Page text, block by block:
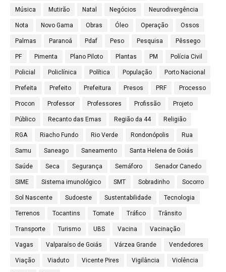
Música Mutirão Natal Negócios Neurodivergência
Nota Novo Gama Obras Óleo Operação Ossos
Palmas Paranoá Pdaf Peso Pesquisa Pêssego
PF Pimenta Plano Piloto Plantas PM Polícia Civil
Policial Policlínica Política População Porto Nacional
Prefeita Prefeito Prefeitura Presos PRF Processo
Procon Professor Professores Profissão Projeto
Público Recanto das Emas Região da 44 Religião
RGA Riacho Fundo Rio Verde Rondonópolis Rua
Samu Saneago Saneamento Santa Helena de Goiás
Saúde Seca Segurança Semáforo Senador Canedo
SIME Sistema imunológico SMT Sobradinho Socorro
Sol Nascente Sudoeste Sustentabilidade Tecnologia
Terrenos Tocantins Tomate Tráfico Trânsito
Transporte Turismo UBS Vacina Vacinação
Vagas Valparaíso de Goiás Várzea Grande Vendedores
Viação Viaduto Vicente Pires Vigilância Violência